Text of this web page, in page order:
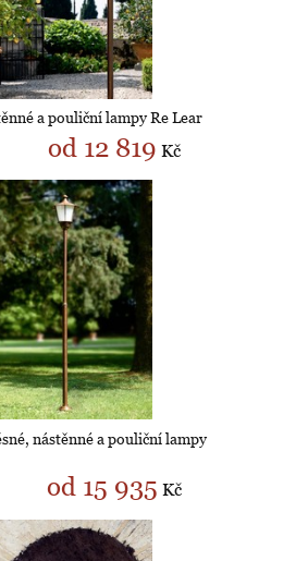
a pouliční lampy Re Lear
od 12 819 Kč
nástěnné a pouliční lampy
od 15 935 Kč